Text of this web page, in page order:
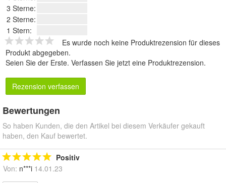
3 Sterne:
2 Sterne:
1 Stern:
Es wurde noch keine Produktrezension für dieses
Produkt abgegeben.
Seien Sie der Erste. Verfassen Sie jetzt eine Produktrezension.
Rezension verfassen
Bewertungen
So haben Kunden, die den Artikel bei diesem Verkäufer gekauft
haben, den Kauf bewertet.
Positiv
Von: n***i 14.01.23